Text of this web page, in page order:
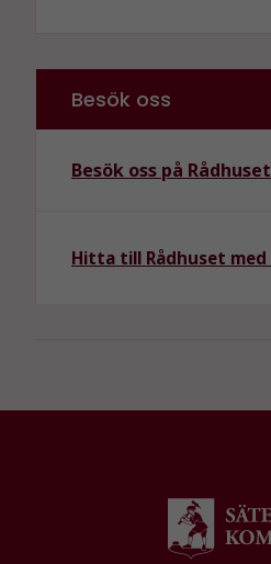
Besök oss
Besök oss på Rådhuset
Hitta till Rådhuset med